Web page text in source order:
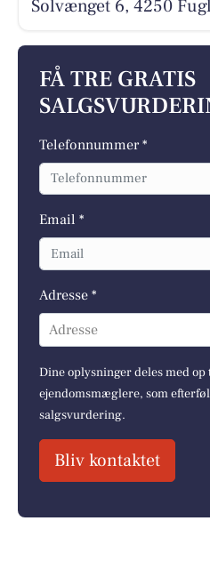
Solvænget 6, 4250
FÅ TRE GRATIS
Telefonnummer *
Email *
Adresse *
Adresse
Dine oplysninger deles med
ejendomsmæglere, som
salgsvurdering.
Bliv kontaktet